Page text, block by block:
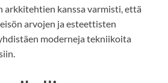
arkkitehtien kanssa varmisti, että
arvojen ja esteettisten
moderneja tekniikoita